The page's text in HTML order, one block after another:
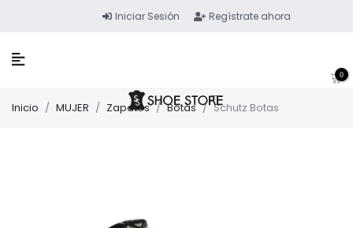
Iniciar Sesión Regístrate ahora
0
Inicio / MUJER / Zapatos / Botas / Schutz Botas